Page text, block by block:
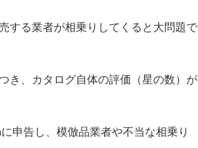
する業者が相乗りしてくると大問題で
き、カタログ自体の評価（星の数）が
申告し、模倣品業者や不当な相乗り